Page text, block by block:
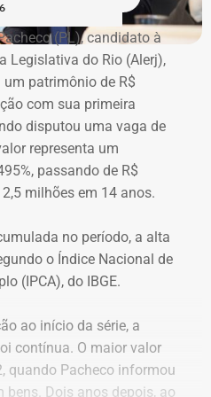
a receber o benefício do
criada em 2019 pela
é conectado a uma
pelo agressor. Em caso de
é acionada e
e o agressor por telefone.
em 2018, quando terminou a
Cristo informou possuir três
e depósitos em
378,4 mil.
de 2022, quando voltou
Legislativa (Alerj) e
o patrimônio declarado
Na ocasião, os bens
mil, dois veículos que
societárias em
da cidade de Nova
R$ 2.317.390,00 em bens,
R$ 1,12 milhão, além de
(PL), candidato à
Legislativa do Rio (Alerj),
patrimônio de R$
com sua primeira
disputou uma vaga de
representa um
passando de R$
milhões em 14 anos.
no período, a alta
o Índice Nacional de
(IPCA), do IBGE.
ao início da série, a
contínua. O maior valor
quando Pacheco informou
bens. Dois anos depois, ao